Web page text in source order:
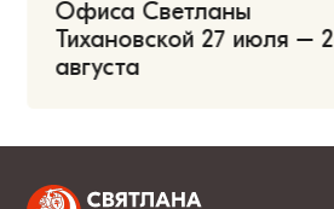
Офиса Светланы
Тихановской 27 июля – 2
августа